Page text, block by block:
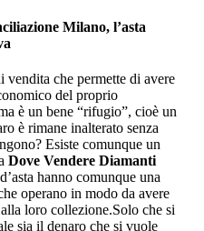
Milano, l’asta
vendita che permette di avere
del proprio
è un bene “rifugio”, cioè un
è rimane inalterato senza
Esiste comunque un
Dove Vendere Diamanti
hanno comunque una
operano in modo da avere
loro collezione.Solo che si
sia il denaro che si vuole